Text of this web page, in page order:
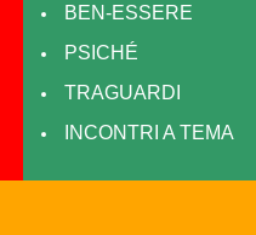
BEN-ESSERE
PSICHÉ
TRAGUARDI
INCONTRI A TEMA